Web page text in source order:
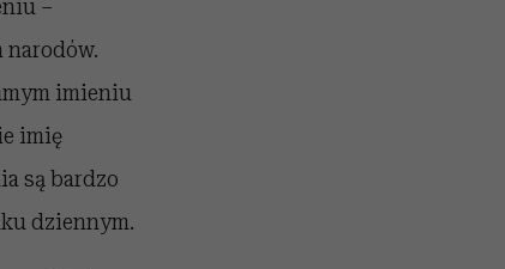
–
imieniu
imię
są bardzo
dziennym.